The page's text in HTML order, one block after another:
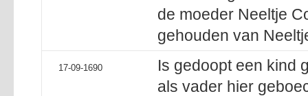
de moeder Neeltje
gehouden van
17-09-1690
Is gedoopt een kind
als vader hier